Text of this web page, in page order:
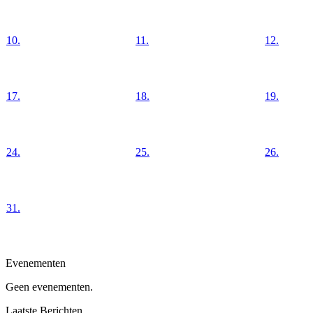
10. 11. 12.
17. 18. 19.
24. 25. 26.
31.
Evenementen
Geen evenementen.
Laatste Berichten